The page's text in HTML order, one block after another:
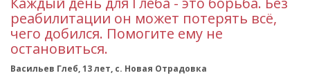
реабилитации он может потерять всё,
чего добился. Помогите ему не
остановиться.
Васильев Глеб, 13 лет, с. Новая Отрадовка